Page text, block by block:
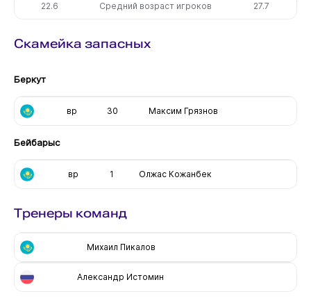
22.6 Средний возраст игроков 27.7
Скамейка запасных
Беркут
вр 30 Максим Грязнов
Бейбарыс
вр 1 Олжас Кожанбек
Тренеры команд
Михаил Пикалов
Александр Истомин